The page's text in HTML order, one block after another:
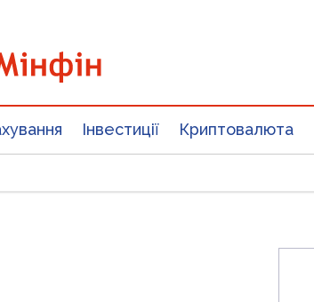
Інвестиції Криптовалюта